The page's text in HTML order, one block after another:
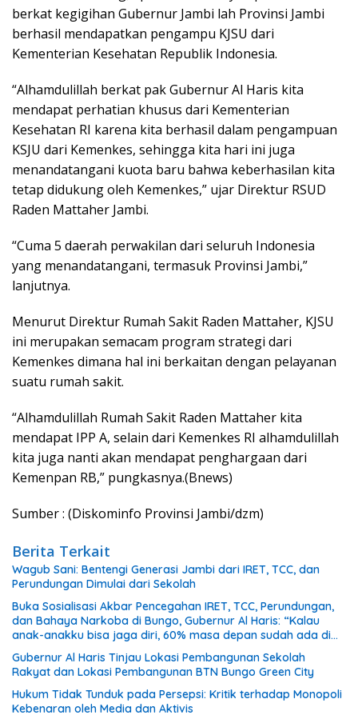
berkat kegigihan Gubernur Jambi lah Provinsi Jambi
berhasil mendapatkan pengampu KJSU dari
Kementerian Kesehatan Republik Indonesia.
“Alhamdulillah berkat pak Gubernur Al Haris kita
mendapat perhatian khusus dari Kementerian
Kesehatan RI karena kita berhasil dalam pengampuan
KSJU dari Kemenkes, sehingga kita hari ini juga
menandatangani kuota baru bahwa keberhasilan kita
tetap didukung oleh Kemenkes,” ujar Direktur RSUD
Raden Mattaher Jambi.
“Cuma 5 daerah perwakilan dari seluruh Indonesia
yang menandatangani, termasuk Provinsi Jambi,”
lanjutnya.
Menurut Direktur Rumah Sakit Raden Mattaher, KJSU
ini merupakan semacam program strategi dari
Kemenkes dimana hal ini berkaitan dengan pelayanan
suatu rumah sakit.
“Alhamdulillah Rumah Sakit Raden Mattaher kita
mendapat IPP A, selain dari Kemenkes RI alhamdulillah
kita juga nanti akan mendapat penghargaan dari
Kemenpan RB,” pungkasnya.(Bnews)
Sumber : (Diskominfo Provinsi Jambi/dzm)
Berita Terkait
Wagub Sani: Bentengi Generasi Jambi dari IRET, TCC, dan
Perundungan Dimulai dari Sekolah
Buka Sosialisasi Akbar Pencegahan IRET, TCC, Perundungan,
dan Bahaya Narkoba di Bungo, Gubernur Al Haris: “Kalau
anak-anakku bisa jaga diri, 60% masa depan sudah ada di
tangan”
Gubernur Al Haris Tinjau Lokasi Pembangunan Sekolah
Rakyat dan Lokasi Pembangunan BTN Bungo Green City
Hukum Tidak Tunduk pada Persepsi: Kritik terhadap Monopoli
Kebenaran oleh Media dan Aktivis